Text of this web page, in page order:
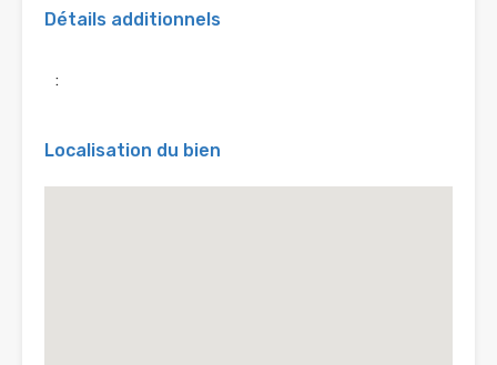
Détails additionnels
:
Localisation du bien